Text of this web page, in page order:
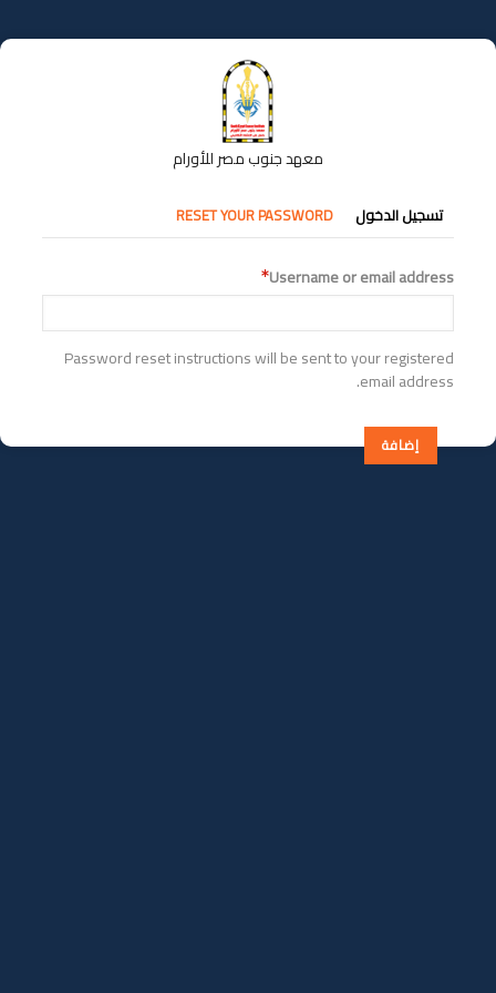
إلى
المحتوى
معهد جنوب مصر للأورام
التبويبات
الأساسية
تسجيل الدخول RESET YOUR PASSWORD
Username or email address
Password reset instructions will be sent to your registered
email address.